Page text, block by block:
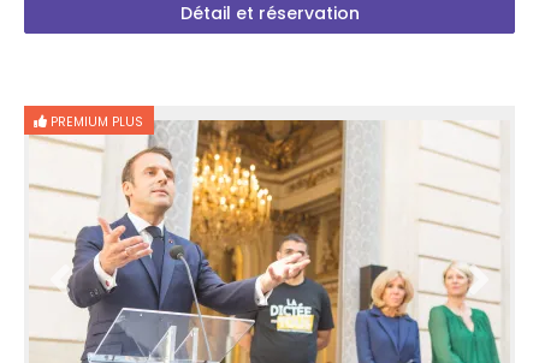
Détail et réservation
PREMIUM PLUS